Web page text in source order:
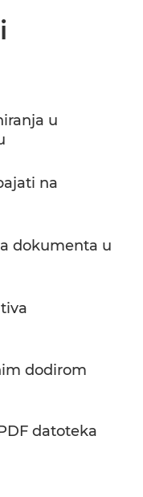
u
na
dokumenta u
dodirom
datoteka